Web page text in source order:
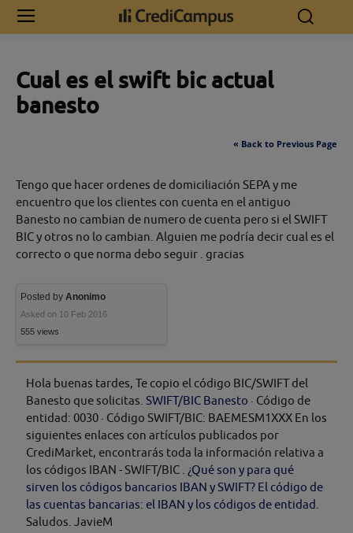
Inicio Cual es el swift bic actual banesto
Cual es el swift bic actual
banesto
« Back to Previous Page
Tengo que hacer ordenes de domiciliación SEPA y me
encuentro que los clientes con cuenta en el antiguo
Banesto no cambian de numero de cuenta pero si el SWIFT
BIC y otros no lo cambian. Alguien me podría decir cual es el
correcto o que norma debo seguir . gracias
Posted by Anonimo
Asked on 10 Feb 2016
555 views
Hola buenas tardes, Te copio el código BIC/SWIFT del
Banesto que solicitas. SWIFT/BIC Banesto · Código de
entidad: 0030 · Código SWIFT/BIC: BAEMESM1XXX En los
siguientes enlaces con artículos publicados por
CrediMarket, encontrarás toda la información relativa a
los códigos IBAN - SWIFT/BIC . ¿Qué son y para qué
sirven los códigos bancarios IBAN y SWIFT? El código de
las cuentas bancarias: el IBAN y los códigos de entidad.
Saludos. JavieM